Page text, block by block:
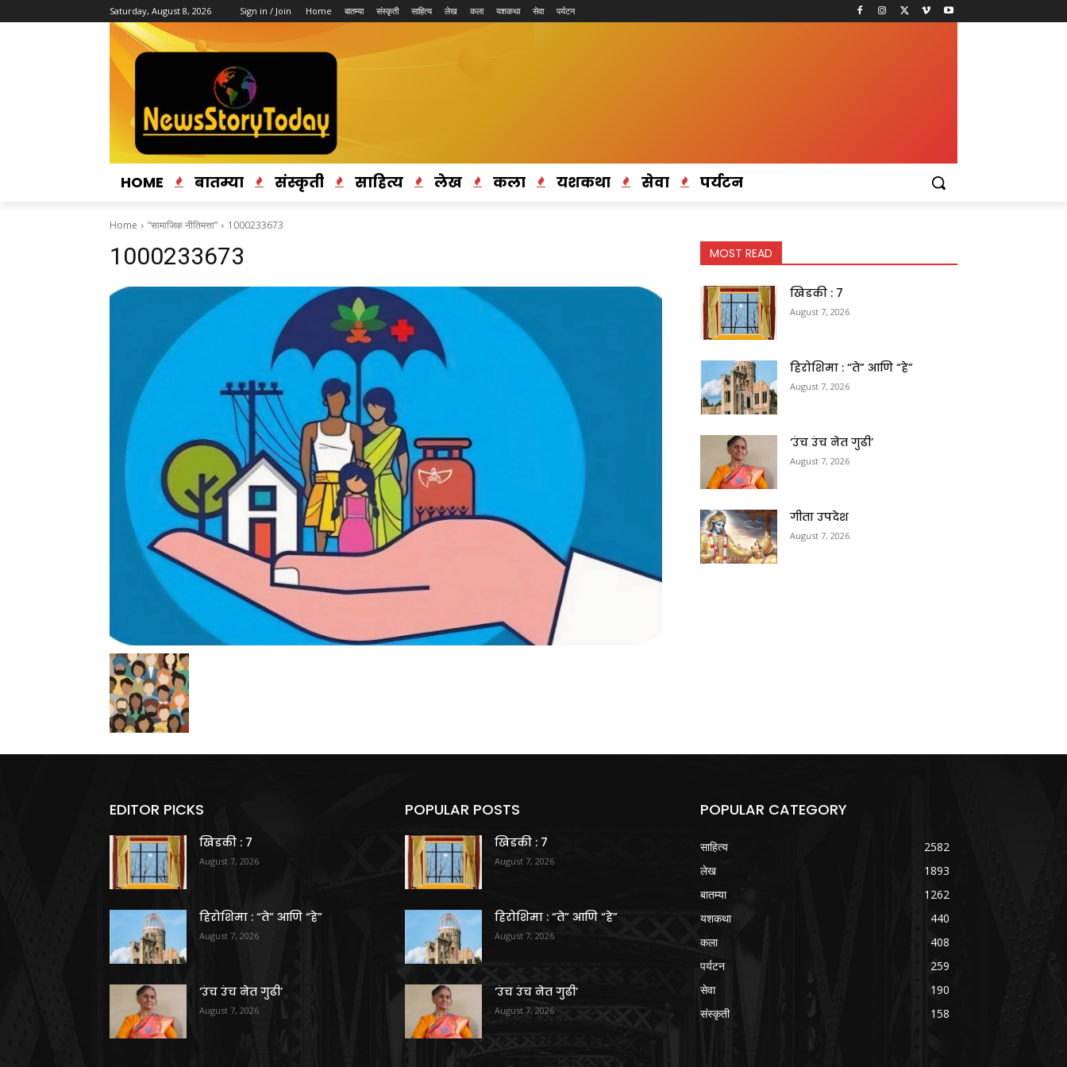
Saturday, August 8, 2026 Sign in / Join Home बातम्या संस्कृती साहित्य लेख कला यशकथा सेवा पर्यटन
HOME बातम्या संस्कृती साहित्य लेख कला यशकथा सेवा पर्यटन
Home “सामाजिक नीतिमत्ता” 1000233673
1000233673 MOST READ
खिडकी : 7
August 7, 2026
हिरोशिमा : “ते” आणि “हे”
August 7, 2026
‘उंच उंच नेत गुढी’
August 7, 2026
गीता उपदेश
August 7, 2026
EDITOR PICKS
खिडकी : 7
August 7, 2026
हिरोशिमा : “ते” आणि “हे”
August 7, 2026
‘उंच उंच नेत गुढी’
August 7, 2026
POPULAR POSTS
खिडकी : 7
August 7, 2026
हिरोशिमा : “ते” आणि “हे”
August 7, 2026
‘उंच उंच नेत गुढी’
August 7, 2026
POPULAR CATEGORY
साहित्य
2582
लेख
1893
बातम्या
1262
यशकथा
440
कला
408
पर्यटन
259
सेवा
190
संस्कृती
158